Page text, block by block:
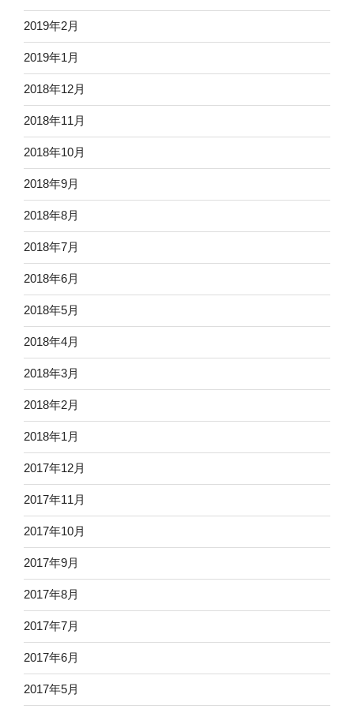
2019年2月
2019年1月
2018年12月
2018年11月
2018年10月
2018年9月
2018年8月
2018年7月
2018年6月
2018年5月
2018年4月
2018年3月
2018年2月
2018年1月
2017年12月
2017年11月
2017年10月
2017年9月
2017年8月
2017年7月
2017年6月
2017年5月